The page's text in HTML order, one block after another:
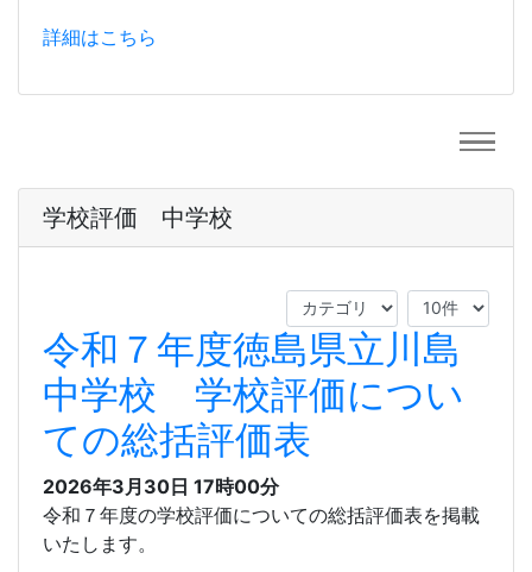
詳細はこちら
学校評価 中学校
令和７年度徳島県立川島
中学校 学校評価につい
ての総括評価表
2026年3月30日 17時00分
令和７年度の学校評価についての総括評価表を掲載
いたします。